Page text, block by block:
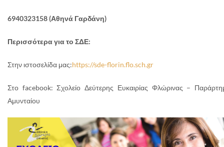
6940323158 (Αθηνά Γαρδάνη)
Περισσότερα για το ΣΔΕ:
Στην ιστοσελίδα μας:https://sde-florin.flo.sch.gr
Στο facebook: Σχολείο Δεύτερης Ευκαιρίας Φλώρινας –
Αμυνταίου